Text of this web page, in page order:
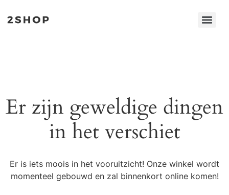
Er zijn geweldige dingen
in het verschiet
Er is iets moois in het vooruitzicht! Onze winkel wordt
momenteel gebouwd en zal binnenkort online komen!